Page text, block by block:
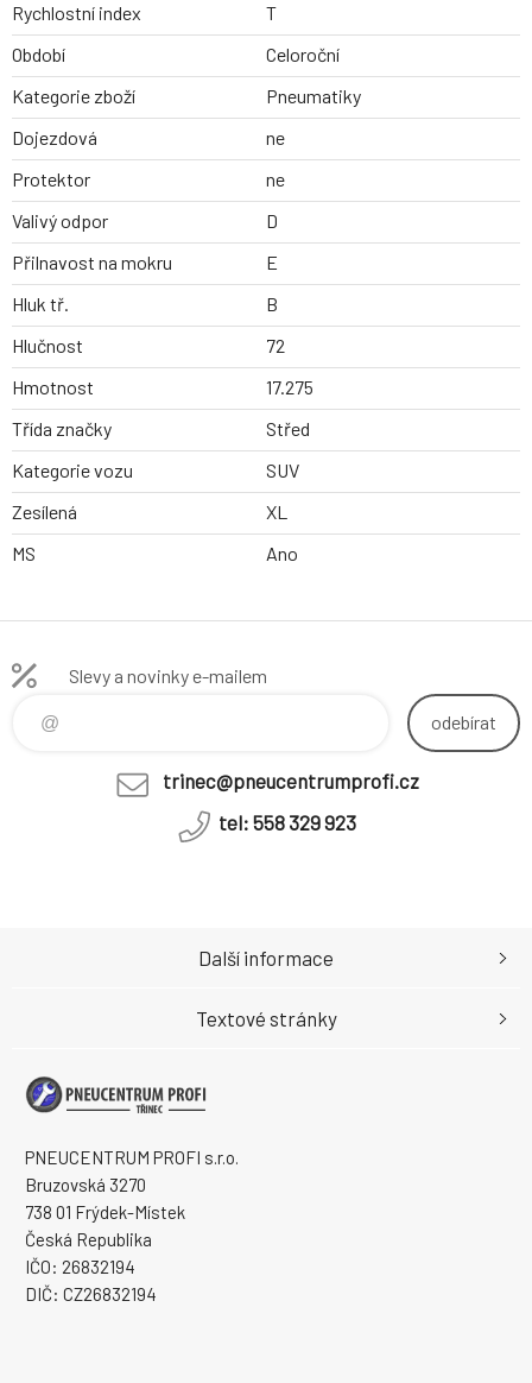
Rychlostní index
T
Období
Celoroční
Kategorie zboží
Pneumatiky
Dojezdová
ne
Protektor
ne
Valivý odpor
D
Přilnavost na mokru
E
Hluk tř.
B
Hlučnost
72
Hmotnost
17.275
Třída značky
Střed
Kategorie vozu
SUV
Zesílená
XL
MS
Ano
Slevy a novinky e-mailem
odebírat
trinec@pneucentrumprofi.cz
tel: 558 329 923
PNEUCENTRUM PROFI s.r.o.
Bruzovská 3270
738 01 Frýdek-Místek
Česká Republika
IČO: 26832194
DIČ: CZ26832194
Další informace
Textové stránky